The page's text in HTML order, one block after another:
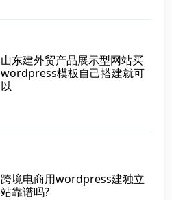
山东建外贸产品展示型网站买
wordpress模板自己搭建就可
以
跨境电商用wordpress建独立
站靠谱吗?